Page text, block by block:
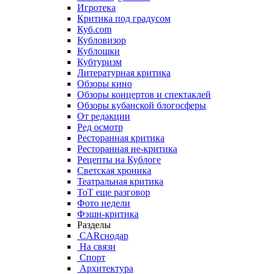
Игротека
Критика под градусом
Куб.com
Кубловизор
Кублошки
Кубтуризм
Литературная критика
Обзоры кино
Обзоры концертов и спектаклей
Обзоры кубанской блогосферы
От редакции
Ред осмотр
Ресторанная критика
Ресторанная не-критика
Рецепты на Кублоге
Светская хроника
Театральная критика
ТоТ еще разговор
Фото недели
Фэшн-критика
Разделы
CARснодар
На связи
Спорт
Архитектура